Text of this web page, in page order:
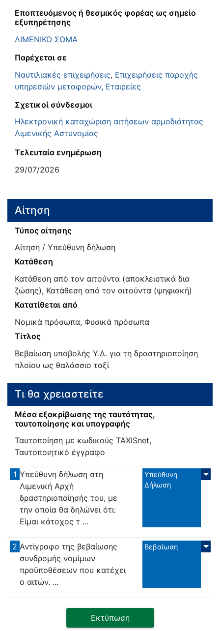
Εποπτευόμενος ή θεσμικός φορέας ως σημείο
εξυπηρέτησης
ΛΙΜΕΝΙΚΟ ΣΩΜΑ
Παρέχεται σε
Ναυτιλιακές επιχειρήσεις, Επιχειρήσεις παροχής
υπηρεσιών μεταφορών, Εταιρείες
Σχετικοί σύνδεσμοι
Ηλεκτρονική καταχώριση αιτήσεων αρμοδιότητας
Λιμενικής Αστυνομίας
Τελευταία ενημέρωση
29/07/2026
Αίτηση
Τύπος αίτησης
Αίτηση / Υπεύθυνη δήλωση
Κατάθεση
Κατάθεση από τον αιτούντα (αποκλειστικά δια
ζώσης), Κατάθεση από τον αιτούντα (ψηφιακή)
Κατατίθεται από
Νομικά πρόσωπα, Φυσικά πρόσωπα
Τίτλος
Βεβαίωση υποβολής Υ.Δ. για τη δραστηριοποίηση
πλοίου ως θαλάσσιο ταξί
Τι θα χρειαστείτε
Μέσα εξακρίβωσης της ταυτότητας,
ταυτοποίησης και υπογραφής
Ταυτοποίηση με κωδικούς TAXISnet,
Ταυτοποιητικό έγγραφο
1 Υπεύθυνη δήλωση στη
Λιμενική Αρχή
δραστηριοποίησής του, με
την οποία θα δηλώνει ότι:
Είμαι κάτοχος τ ...
Υπεύθυνη
Δήλωση
2 Αντίγραφο της βεβαίωσης
συνδρομής νομίμων
προϋποθέσεων που κατέχει
ο αιτών. ...
Βεβαίωση
Εκτύπωση